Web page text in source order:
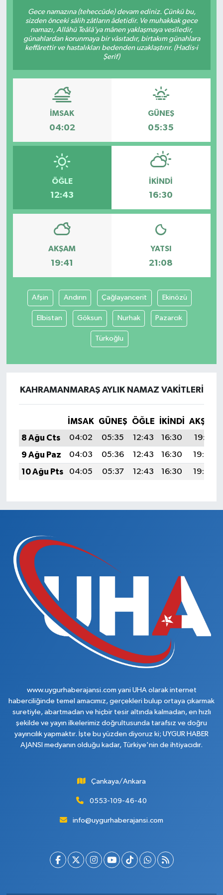
Gece namazına (teheccüde) devam ediniz. Çünkü bu,
sizden önceki sâlih zâtların âdetidir. Ve muhakkak gece
namazı, Allâhü Teâlâ’ya mânen yaklaşmaya vesîledir,
günahlardan korunmaya bir vâsıtadır, birtakım günahlara
keffârettir ve hastalıkları bedenden uzaklaştırır. (Hadis-i
Şerif)
İMSAK
04:02
GÜNEŞ
05:35
ÖĞLE
12:43
İKINDI
16:30
AKŞAM
19:41
YATSI
21:08
Afşin Andırın Çağlayancerit Ekinözü
Elbistan Göksun Nurhak Pazarcık
Türkoğlu
KAHRAMANMARAŞ AYLIK NAMAZ VAKITLERI
İMSAK GÜNEŞ ÖĞLE İKINDI
AKŞAM
8 Ağu Cts
04:02 05:35 12:43 16:30
19:41
9 Ağu Paz
04:03 05:36 12:43 16:30
19:40
10 Ağu Pts
04:05 05:37 12:43 16:30 19:39
www.uygurhaberajansi.com yani UHA olarak internet
haberciliğinde temel amacımız, gerçekleri bulup ortaya çıkarmak
suretiyle, abartmadan ve hiçbir tesir altında kalmadan, en hızlı
şekilde ve yayın ilkelerimiz doğrultusunda tarafsız ve doğru
yayıncılık yapmaktır. İşte bu yüzden diyoruz ki; UYGUR HABER
AJANSI medyanın olduğu kadar, Türkiye'nin de ihtiyacıdır.
Çankaya/Ankara
0553-109-46-40
info@uygurhaberajansi.com